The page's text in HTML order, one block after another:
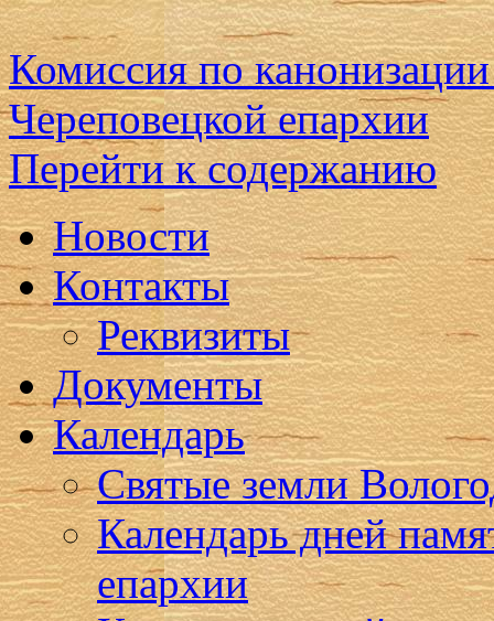
Комиссия по
Череповецкой епархии
Перейти к содержанию
Новости
Контакты
Реквизиты
Документы
Календарь
Святые земли
Календарь дней
епархии